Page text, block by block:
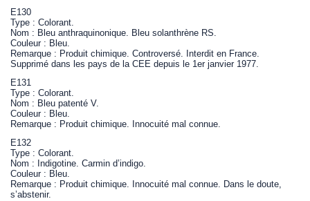
E130
Type : Colorant.
Nom : Bleu anthraquinonique. Bleu solanthrène RS.
Couleur : Bleu.
Remarque : Produit chimique. Controversé. Interdit en France.
Supprimé dans les pays de la CEE depuis le 1er janvier 1977.
E131
Type : Colorant.
Nom : Bleu patenté V.
Couleur : Bleu.
Remarque : Produit chimique. Innocuité mal connue.
E132
Type : Colorant.
Nom : Indigotine. Carmin d’indigo.
Couleur : Bleu.
Remarque : Produit chimique. Innocuité mal connue. Dans le doute,
s’abstenir.